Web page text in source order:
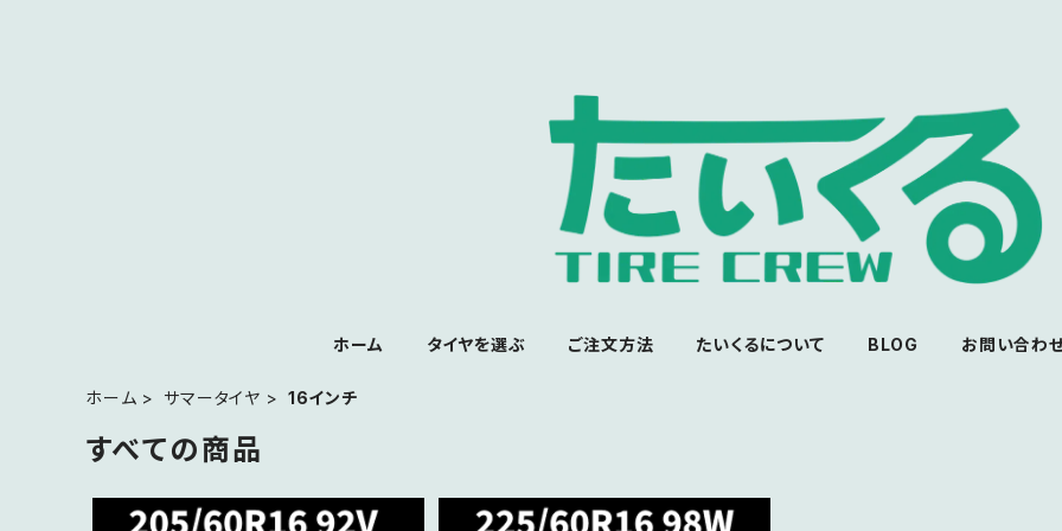
ホーム タイヤを選ぶ ご注文方法 たいくるについて BLOG お問い合わ
ホーム サマータイヤ 16インチ
すべての商品